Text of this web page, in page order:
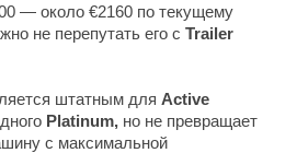
— около €2160 по текущему
не перепутать его с Trailer
штатным для Active
Platinum, но не превращает
с максимальной